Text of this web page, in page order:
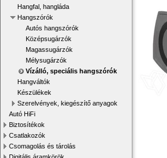
Hangfal, hangláda
Hangszórók
Autós hangszórók
Középsugárzók
Magassugárzók
Mélysugárzók
Vízálló, speciális hangszórók
Hangváltók
Készülékek
Szerelvények, kiegészítő anyagok
Autó HiFi
Biztosítékok
Csatlakozók
Csomagolás és tárolás